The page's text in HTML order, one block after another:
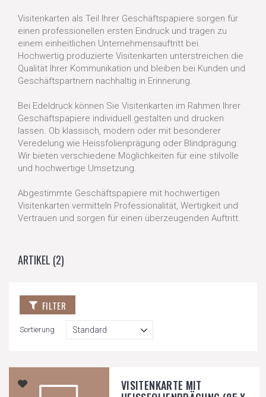
Visitenkarten als Teil Ihrer Geschäftspapiere sorgen für
einen professionellen ersten Eindruck und tragen zu
einem einheitlichen Unternehmensauftritt bei.
Hochwertig produzierte Visitenkarten unterstreichen die
Qualität Ihrer Kommunikation und bleiben bei Kunden und
Geschäftspartnern nachhaltig in Erinnerung.
Bei Edeldruck können Sie Visitenkarten im Rahmen Ihrer
Geschäftspapiere individuell gestalten und drucken
lassen. Ob klassisch, modern oder mit besonderer
Veredelung wie Heissfolienprägung oder Blindprägung:
Wir bieten verschiedene Möglichkeiten für eine stilvolle
und hochwertige Umsetzung.
Abgestimmte Geschäftspapiere mit hochwertigen
Visitenkarten vermitteln Professionalität, Wertigkeit und
Vertrauen und sorgen für einen überzeugenden Auftritt.
ARTIKEL (2)
FILTER
Sortierung
VISITENKARTE MIT